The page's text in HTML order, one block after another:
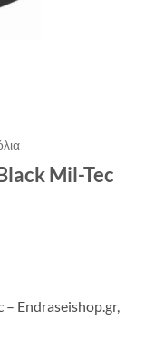
Mil-Tec
– Endraseishop.gr,